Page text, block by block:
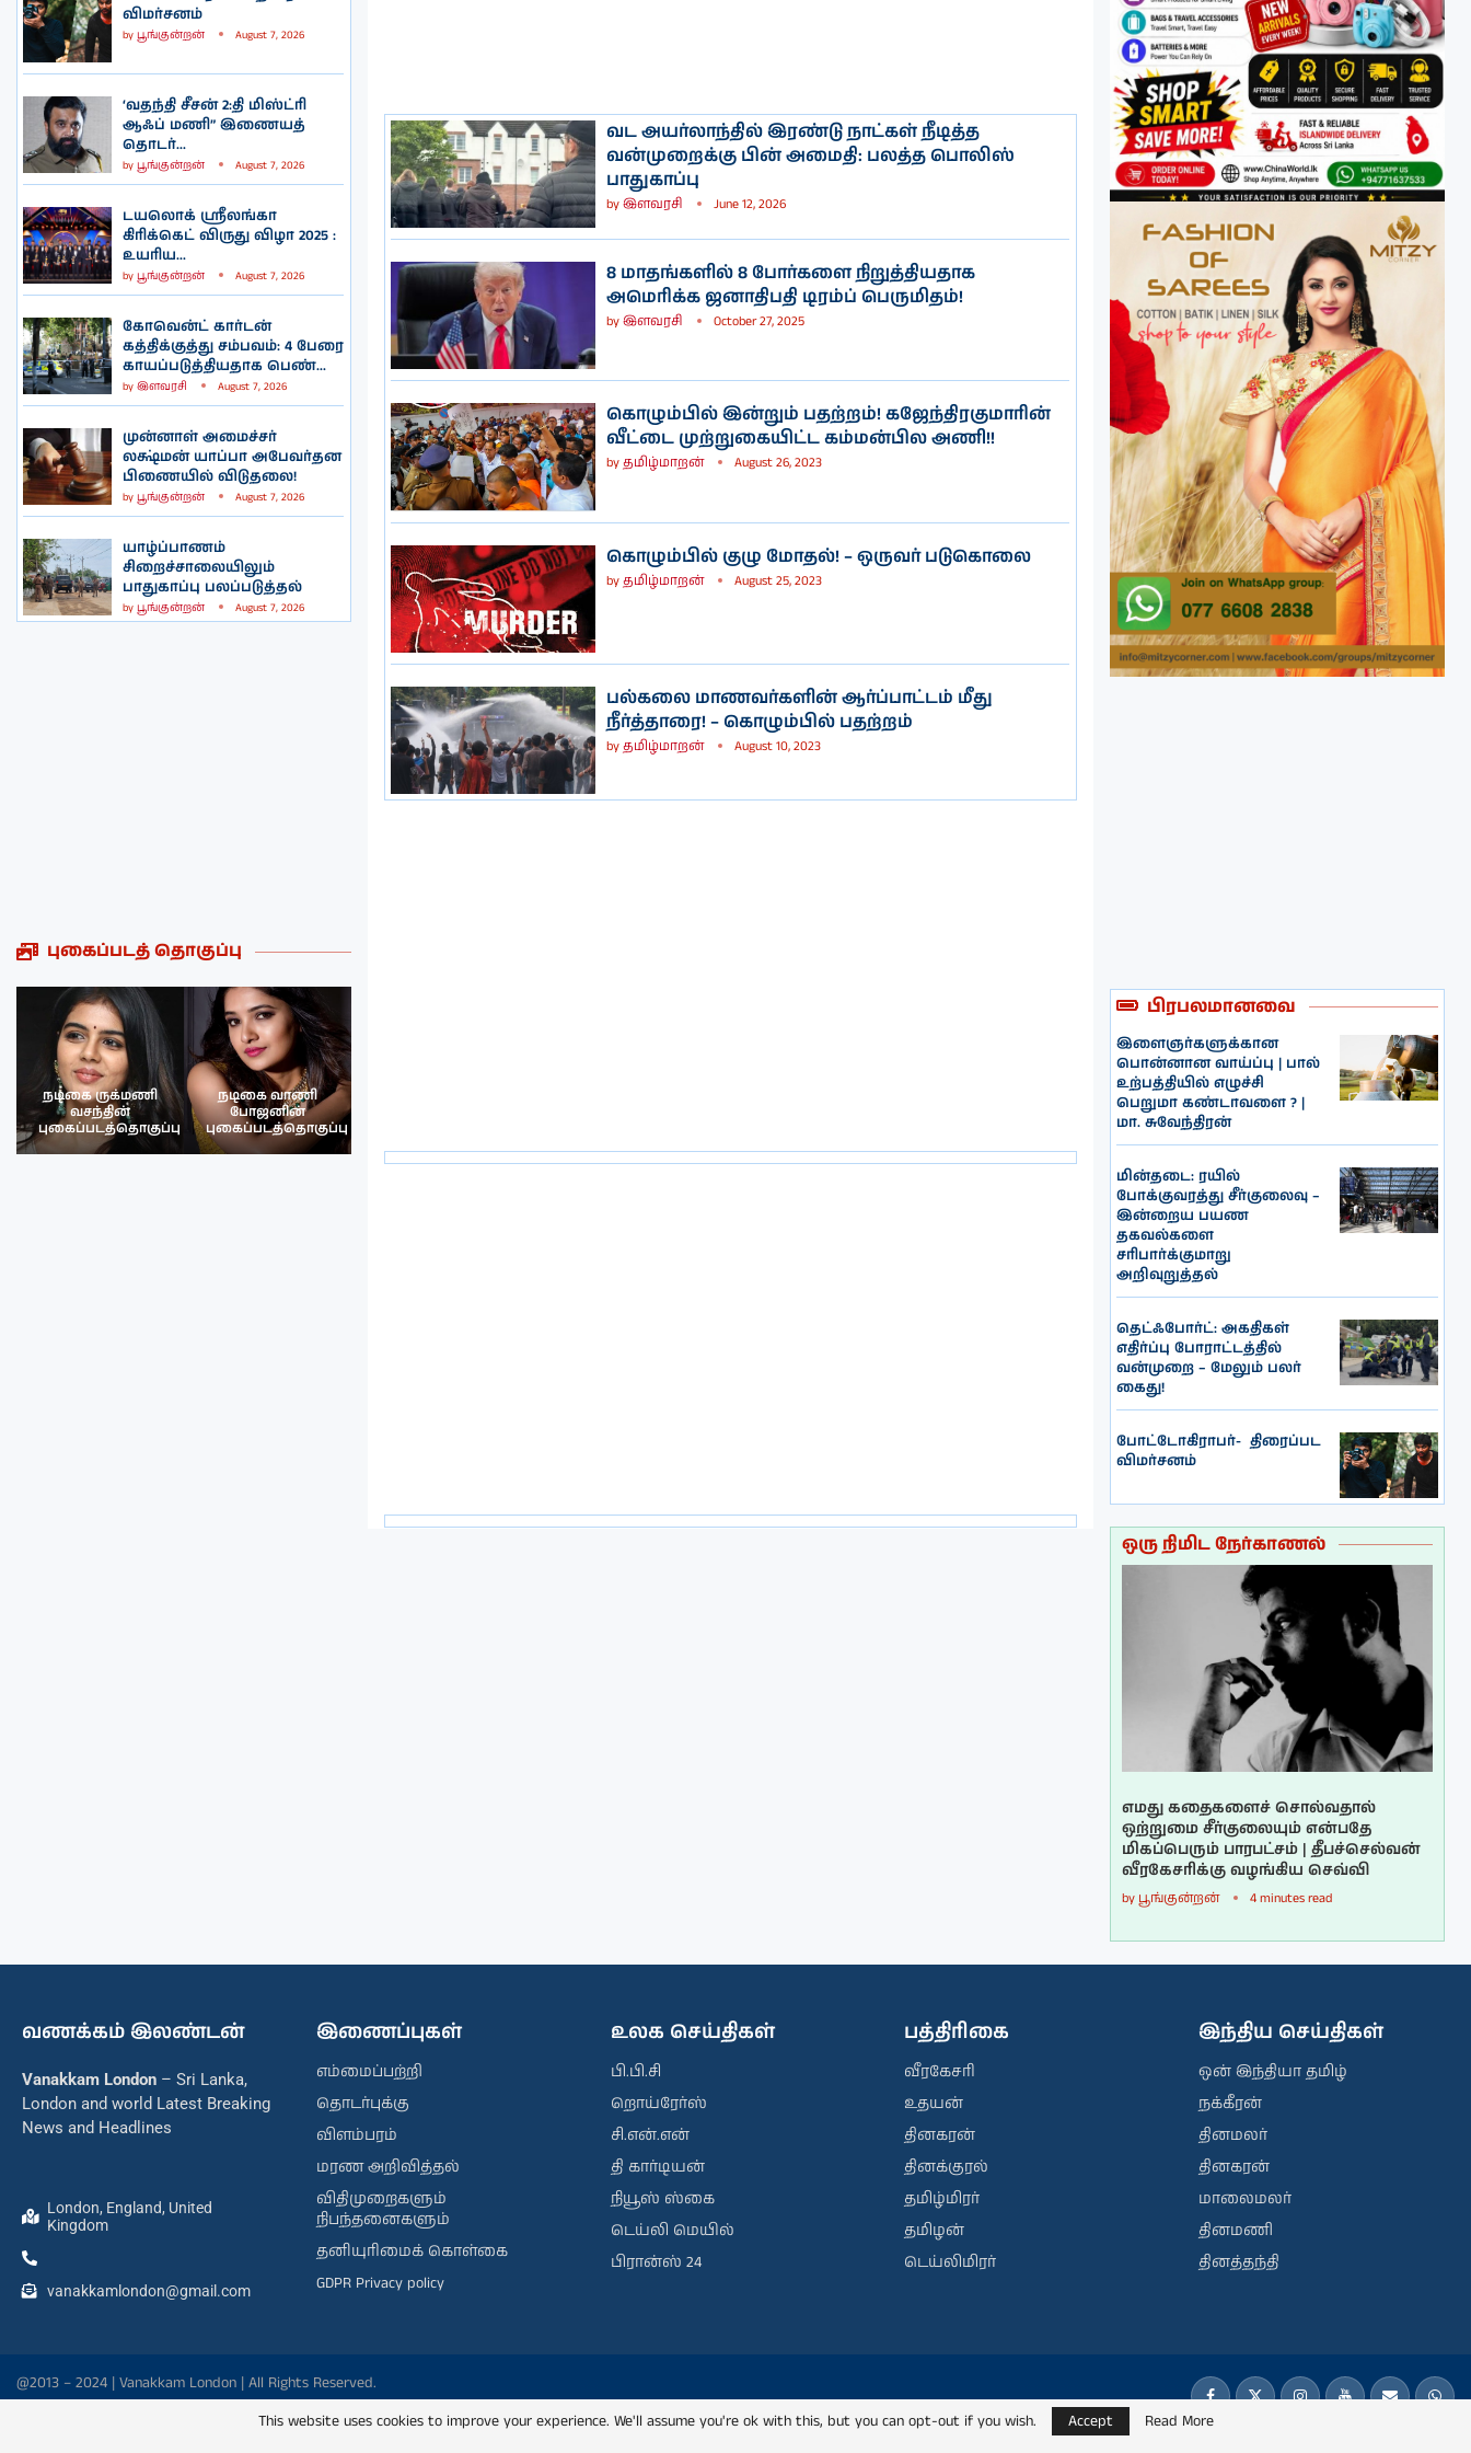
விமர்சனம்
by பூங்குன்றன் August 7, 2026
‘வதந்தி சீசன் 2:தி மிஸ்ட்ரி
ஆஃப் மணி” இணையத்
தொடர்...
by பூங்குன்றன் August 7, 2026
டயலொக் ஸ்ரீலங்கா
கிரிக்கெட் விருது விழா 2025 :
உயரிய...
by பூங்குன்றன் August 7, 2026
கோவென்ட் கார்டன்
கத்திக்குத்து சம்பவம்: 4 பேரை
காயப்படுத்தியதாக பெண்...
by இளவரசி August 7, 2026
முன்னாள் அமைச்சர்
லக்ஷ்மன் யாப்பா அபேவர்தன
பிணையில் விடுதலை!
by பூங்குன்றன் August 7, 2026
யாழ்ப்பாணம்
சிறைச்சாலையிலும்
பாதுகாப்பு பலப்படுத்தல்
by பூங்குன்றன் August 7, 2026
புகைப்படத் தொகுப்பு
நடிகை ருக்மணி
வசந்தின்
புகைப்படத்தொகுப்பு
நடிகை வாணி
போஜனின்
புகைப்படத்தொகுப்பு
வட அயர்லாந்தில் இரண்டு நாட்கள் நீடித்த
வன்முறைக்கு பின் அமைதி: பலத்த பொலிஸ்
பாதுகாப்பு
byஇளவரசி June 12, 2026
8 மாதங்களில் 8 போர்களை நிறுத்தியதாக
அமெரிக்க ஜனாதிபதி டிரம்ப் பெருமிதம்!
byஇளவரசி October 27, 2025
கொழும்பில் இன்றும் பதற்றம்! கஜேந்திரகுமாரின்
வீட்டை முற்றுகையிட்ட கம்மன்பில அணி!!
byதமிழ்மாறன் August 26, 2023
கொழும்பில் குழு மோதல்! – ஒருவர் படுகொலை
byதமிழ்மாறன் August 25, 2023
பல்கலை மாணவர்களின் ஆர்ப்பாட்டம் மீது
நீர்த்தாரை! – கொழும்பில் பதற்றம்
byதமிழ்மாறன் August 10, 2023
பிரபலமானவை
இளைஞர்களுக்கான
பொன்னான வாய்ப்பு | பால்
உற்பத்தியில் எழுச்சி
பெறுமா கண்டாவளை ? |
மா. சுவேந்திரன்
மின்தடை: ரயில்
போக்குவரத்து சீர்குலைவு –
இன்றைய பயண
தகவல்களை
சரிபார்க்குமாறு
அறிவுறுத்தல்
தெட்ஃபோர்ட்: அகதிகள்
எதிர்ப்பு போராட்டத்தில்
வன்முறை – மேலும் பலர்
கைது!
போட்டோகிராபர்- ‌ திரைப்பட
விமர்சனம்
ஒரு நிமிட நேர்காணல்
எமது கதைகளைச் சொல்வதால்
ஒற்றுமை சீர்குலையும் என்பதே
மிகப்பெரும் பாரபட்சம் | தீபச்செல்வன்
வீரகேசரிக்கு வழங்கிய செவ்வி
by பூங்குன்றன் 4 minutes read
வணக்கம் இலண்டன்
Vanakkam London – Sri Lanka,
London and world Latest Breaking
News and Headlines
London, England, United
Kingdom
vanakkamlondon@gmail.com
இணைப்புகள்
எம்மைப்பற்றி
தொடர்புக்கு
விளம்பரம்
மரண அறிவித்தல்
விதிமுறைகளும்
நிபந்தனைகளும்
தனியுரிமைக் கொள்கை
GDPR Privacy policy
உலக செய்திகள்
பி.பி.சி
றொய்ரேர்ஸ்
சி.என்.என்
தி கார்டியன்
நியூஸ் ஸ்கை
டெய்லி மெயில்
பிரான்ஸ் 24
பத்திரிகை
வீரகேசரி
உதயன்
தினகரன்
தினக்குரல்
தமிழ்மிரர்
தமிழன்
டெய்லிமிரர்
இந்திய செய்திகள்
ஒன் இந்தியா தமிழ்
நக்கீரன்
தினமலர்
தினகரன்
மாலைமலர்
தினமணி
தினத்தந்தி
@2013 – 2024 | Vanakkam London | All Rights Reserved.
This website uses cookies to improve your experience. We'll assume you're ok with this, but you can opt-out if you wish.
Accept Read More